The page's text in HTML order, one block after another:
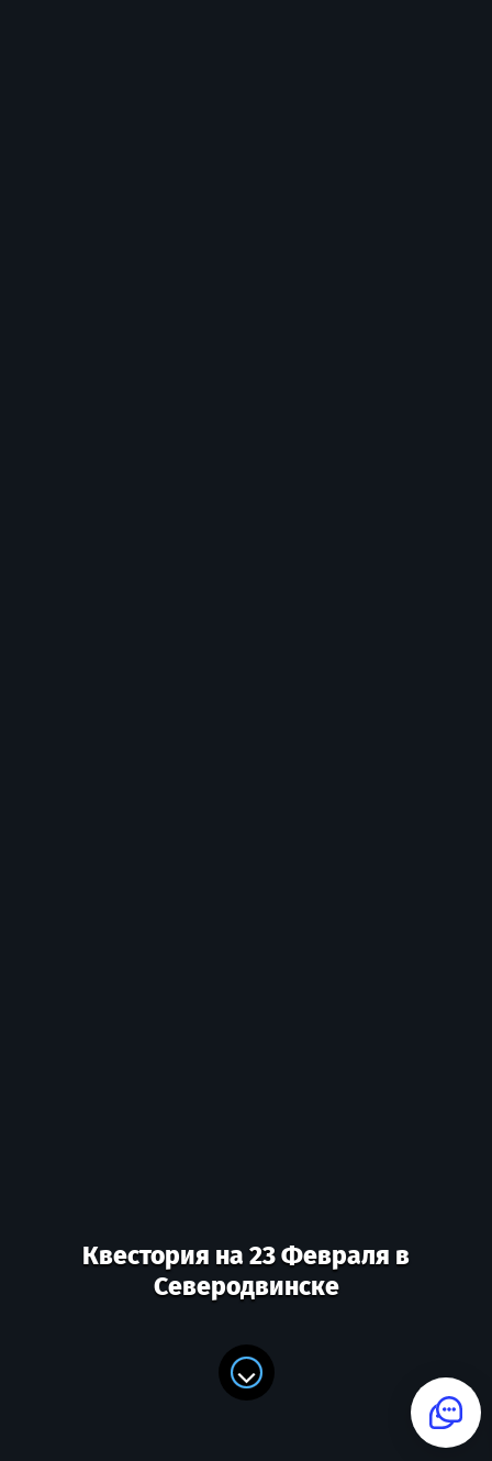
Квестория на 23 Февраля в
Северодвинске